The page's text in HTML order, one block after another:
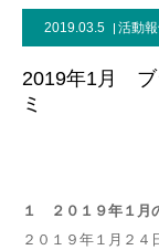
2019.03.5 活動
2019年1月 ブ
ミ
１ ２０１９年１月
２０１９年１月２４